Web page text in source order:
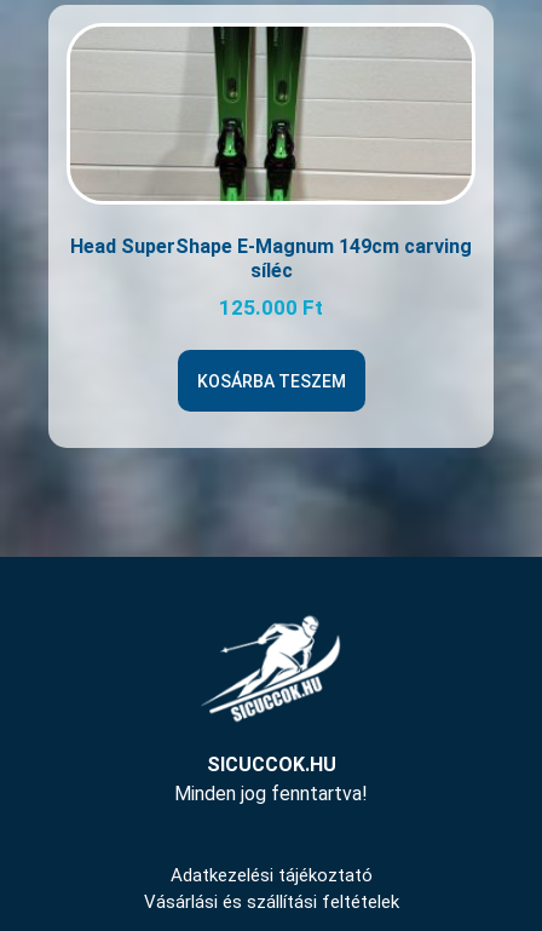
Head SuperShape E-Magnum 149cm carving
síléc
125.000 Ft
KOSÁRBA TESZEM
SICUCCOK.HU
Minden jog fenntartva!
Adatkezelési tájékoztató
Vásárlási és szállítási feltételek